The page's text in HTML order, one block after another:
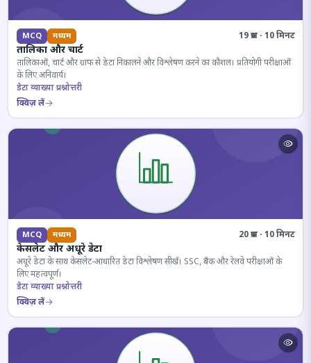
MCQ मध्यम 19 प्रश्न · 10 मिनट
तालिका और चार्ट
तालिकाओं, चार्ट और ग्राफ से डेटा निकालने और विश्लेषण करने का कौशल। प्रतियोगी परीक्षाओं
के लिए अनिवार्य।
डेटा व्याख्या प्रश्नोत्तरी
क्विज़ लें
MCQ मध्यम 20 प्रश्न · 10 मिनट
केसलेट और अधूरे डेटा
अधूरे डेटा के साथ केसलेट-आधारित डेटा विश्लेषण सीखें। SSC, बैंक और रेलवे परीक्षाओं के
लिए महत्वपूर्ण।
डेटा व्याख्या प्रश्नोत्तरी
क्विज़ लें